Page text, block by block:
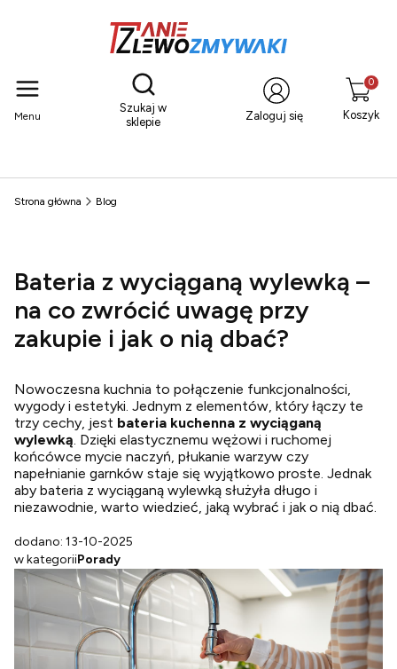
Menu
Otwórz wyszukiwarkę
Szukaj w
sklepie
Zaloguj się Koszyk
Strona główna Blog
Bateria z wyciąganą wylewką –
na co zwrócić uwagę przy
zakupie i jak o nią dbać?
Nowoczesna kuchnia to połączenie funkcjonalności,
wygody i estetyki. Jednym z elementów, który łączy te
trzy cechy, jest bateria kuchenna z wyciąganą
wylewką . Dzięki elastycznemu wężowi i ruchomej
końcówce mycie naczyń, płukanie warzyw czy
napełnianie garnków staje się wyjątkowo proste. Jednak
aby bateria z wyciąganą wylewką służyła długo i
niezawodnie, warto wiedzieć, jaką wybrać i jak o nią dbać.
dodano: 13-10-2025
w kategoriiPorady